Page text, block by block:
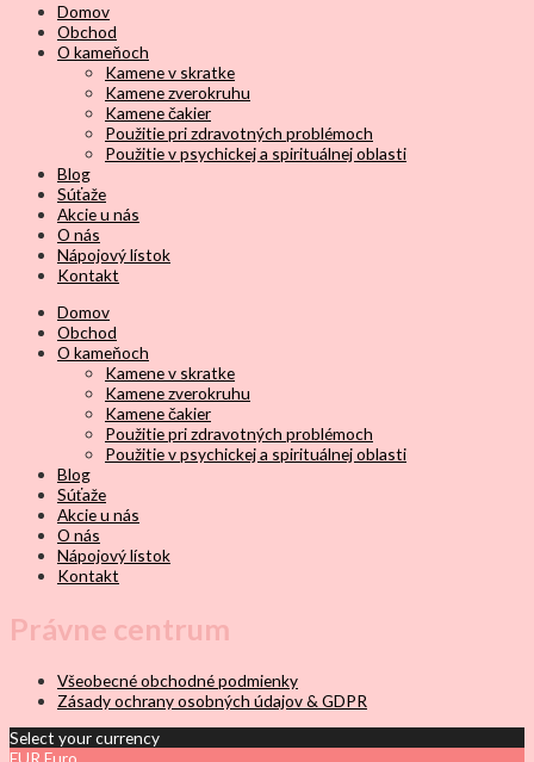
Domov
Obchod
O kameňoch
Kamene v skratke
Kamene zverokruhu
Kamene čakier
Použitie pri zdravotných problémoch
Použitie v psychickej a spirituálnej oblasti
Blog
Súťaže
Akcie u nás
O nás
Nápojový lístok
Kontakt
Domov
Obchod
O kameňoch
Kamene v skratke
Kamene zverokruhu
Kamene čakier
Použitie pri zdravotných problémoch
Použitie v psychickej a spirituálnej oblasti
Blog
Súťaže
Akcie u nás
O nás
Nápojový lístok
Kontakt
Právne centrum
Všeobecné obchodné podmienky
Zásady ochrany osobných údajov & GDPR
Select your currency